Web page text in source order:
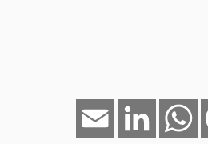
LinkedIn
Email